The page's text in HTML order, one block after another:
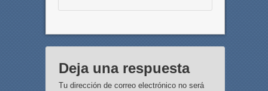
Deja una respuesta
Tu dirección de correo electrónico no será